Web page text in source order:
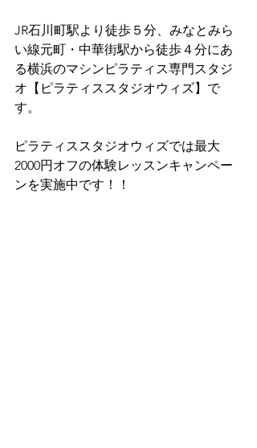
JR石川町駅より徒歩５分、みなとみら
い線元町・中華街駅から徒歩４分にあ
る横浜のマシンピラティス専門スタジ
オ【ピラティススタジオウィズ】で
す。
ピラティススタジオウィズでは最大
2000円オフの体験レッスンキャンペー
ンを実施中です！！